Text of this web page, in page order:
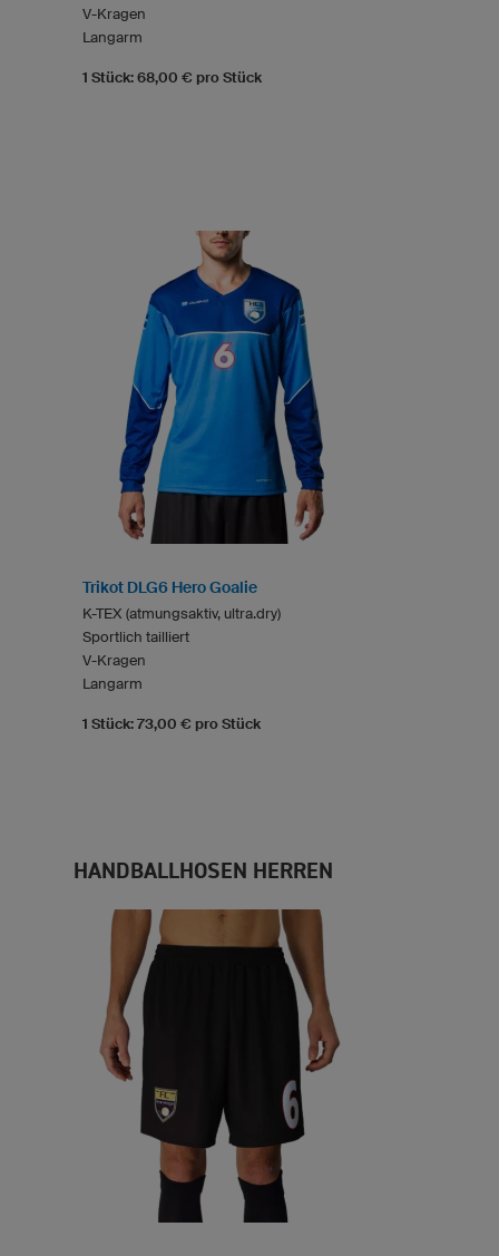
V-Kragen
Langarm
1 Stück: 68,00 € pro Stück
Trikot DLG6 Hero Goalie
K-TEX (atmungsaktiv, ultra.dry)
Sportlich tailliert
V-Kragen
Langarm
1 Stück: 73,00 € pro Stück
HANDBALLHOSEN HERREN